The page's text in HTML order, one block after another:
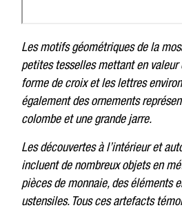
Les motifs géométriques de la
petites tesselles mettant en valeur
forme de croix et les lettres
également des ornements
colombe et une grande jarre.
Les découvertes à l’intérieur et
incluent de nombreux objets en
pièces de monnaie, des éléments
ustensiles. Tous ces artefacts